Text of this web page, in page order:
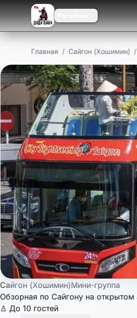
Главная / Сайгон (Хошимин) /
Сайгон (Хошимин)Мини-группа
Обзорная по Сайгону на открытом
♙ До 10 гостей